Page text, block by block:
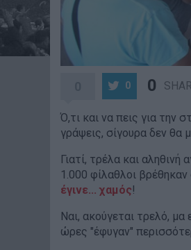
0 0
Ό,τι και να πεις για την
γράψεις, σίγουρα δεν
Γιατί, τρέλα και
1.000 φίλαθλοι
έγινε... χαμός!
Ναι, ακούγεται τρελό,
ώρες "έφυγαν"